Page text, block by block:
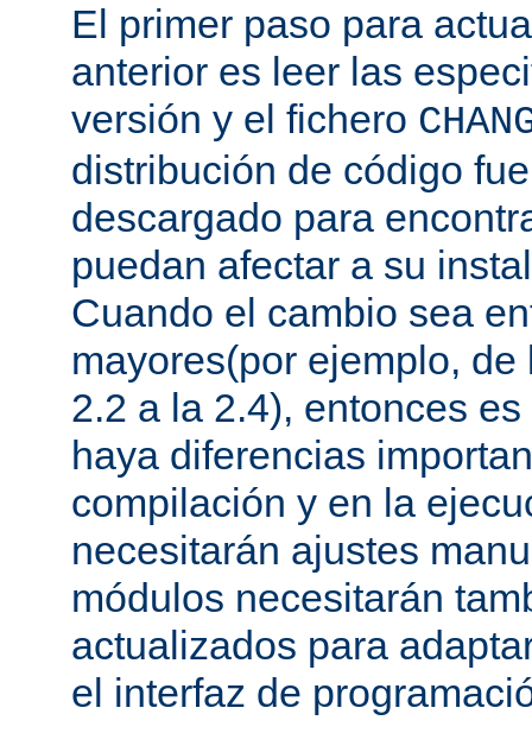
El primer paso para
anterior es leer las
versión y el fichero
distribución de código
descargado para
puedan afectar a su
Cuando el cambio sea
mayores(por ejemplo,
2.2 a la 2.4), entonces
haya diferencias
compilación y en la
necesitarán ajustes
módulos necesitarán
actualizados para
el interfaz de